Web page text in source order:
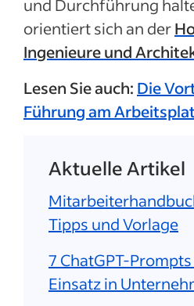
und Durchführung
orientiert sich an der
Ingenieure und
Lesen Sie auch: Die
Führung am
Aktuelle Artikel
Tipps und Vorlage
7 ChatGPT-
Einsatz in